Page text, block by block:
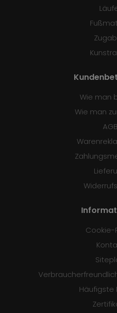
Wie man
Wie man
AGB
Cookie-
Häufigste